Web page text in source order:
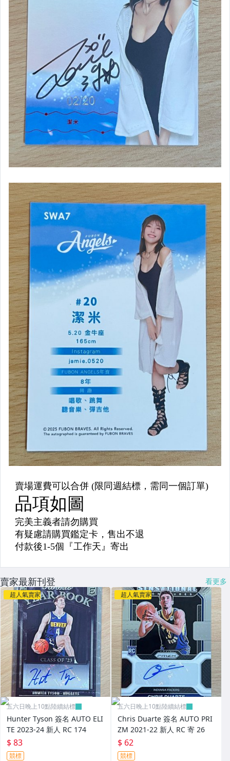
賣家最新刊登 看更多
超人氣賣家
五六日晚上10點陸續結標
Hunter Tyson 簽名 AUTO ELI
TE 2023-24 新人 RC 174
$ 83
競標
超人氣賣家
五六日晚上10點陸續結標
Chris Duarte 簽名 AUTO PRI
ZM 2021-22 新人 RC 寄 26
$ 62
競標